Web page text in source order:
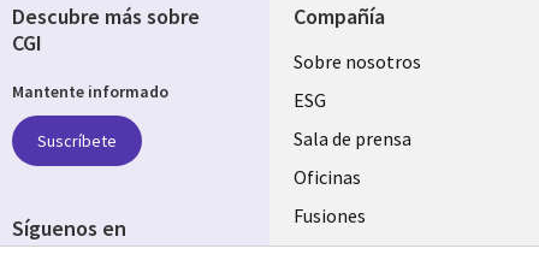
Compañía
Useful
links
SPAIN
Sobre nosotros
ESG
Sala de prensa
Oficinas
Fusiones
Inversores
Descubre más sobre
CGI
Mantente informado
Suscríbete
Síguenos en